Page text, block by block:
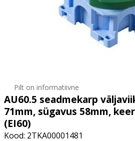
Pilt on informatiivne
AU60.5 seadmekarp
71mm, sügavus 58mm,
(EI60)
Kood: 2TKA00001481